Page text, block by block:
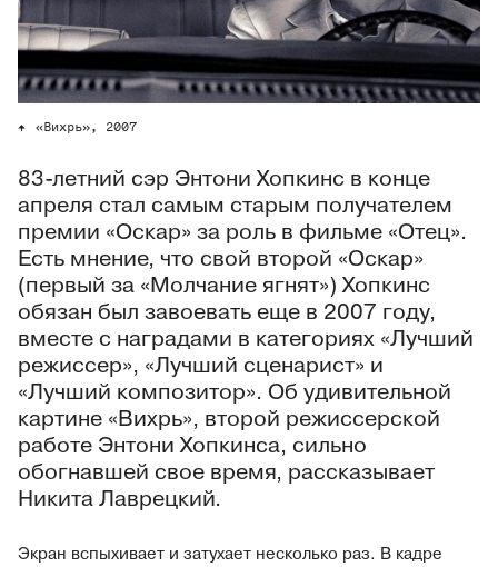
«Вихрь», 2007
83-летний сэр Энтони Хопкинс в конце
апреля стал самым старым получателем
премии «Оскар» за роль в фильме «Отец».
Есть мнение, что свой второй «Оскар»
(первый за «Молчание ягнят») Хопкинс
обязан был завоевать еще в 2007 году,
вместе с наградами в категориях «Лучший
режиссер», «Лучший сценарист» и
«Лучший композитор». Об удивительной
картине «Вихрь», второй режиссерской
работе Энтони Хопкинса, сильно
обогнавшей свое время, рассказывает
Никита Лаврецкий.
Экран вспыхивает и затухает несколько раз. В кадре